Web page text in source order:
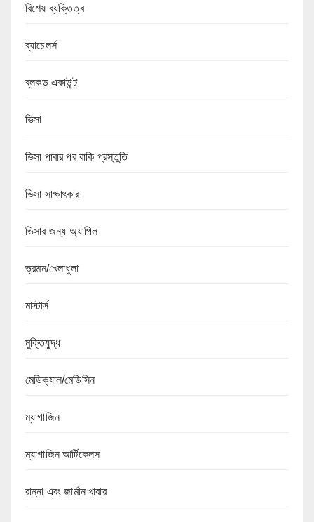
বিশেষ ব্যক্তিত্ব
ব্যাচেলর্স
ব্লকড একাউন্ট
ভিসা
ভিসা পাবার পর বাকি প্রস্তুতি
ভিসা সাক্ষাৎকার
ভিসার জন্য অ্যাপিল
ভ্রমন/খেলাধুলা
মাস্টার্স
মুক্তিযুদ্ধ
মেডিক্যাল/মেডিসিন
ম্যাগাজিন
ম্যাগাজিন আর্টিকেলস
রান্না এবং জার্মান খাবার